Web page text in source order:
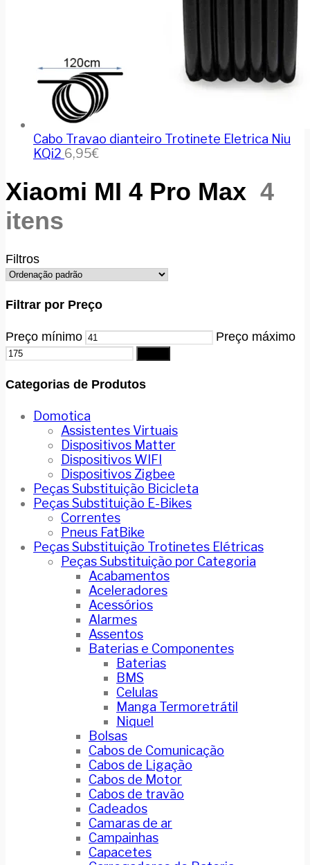
Cabo Travao dianteiro Trotinete Eletrica Niu
KQi2 6,95€
Xiaomi MI 4 Pro Max 4
itens
Filtros
Filtrar por Preço
Preço mínimo Preço máximo
Categorias de Produtos
Domotica
Assistentes Virtuais
Dispositivos Matter
Dispositivos WIFI
Dispositivos Zigbee
Peças Substituição Bicicleta
Peças Substituição E-Bikes
Correntes
Pneus FatBike
Peças Substituição Trotinetes Elétricas
Peças Substituição por Categoria
Acabamentos
Aceleradores
Acessórios
Alarmes
Assentos
Baterias e Componentes
Baterias
BMS
Celulas
Manga Termoretrátil
Niquel
Bolsas
Cabos de Comunicação
Cabos de Ligação
Cabos de Motor
Cabos de travão
Cadeados
Camaras de ar
Campainhas
Capacetes